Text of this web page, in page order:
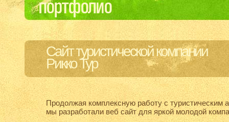
Сайт туристической компании
Рикко Тур
Продолжая комплексную работу с туристическим
мы разработали веб сайт для яркой молодой